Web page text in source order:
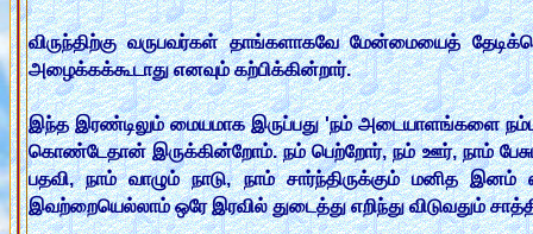
விருந்திற்கு வருபவர்கள் தாங்களாகவே மேன்மையைத்
அழைக்கக்கூடாது எனவும் கற்பிக்கின்றார்.
இந்த இரண்டிலும் மையமாக இருப்பது 'நம் அடையாளங்களை
கொண்டேதான் இருக்கின்றோம். நம் பெற்றோர், நம் ஊர், நாம் பேசும்
பதவி, நாம் வாழும் நாடு, நாம் சார்ந்திருக்கும்
இவற்றையெல்லாம் ஒரே இரவில் துடைத்து எறிந்து விடுவதும்